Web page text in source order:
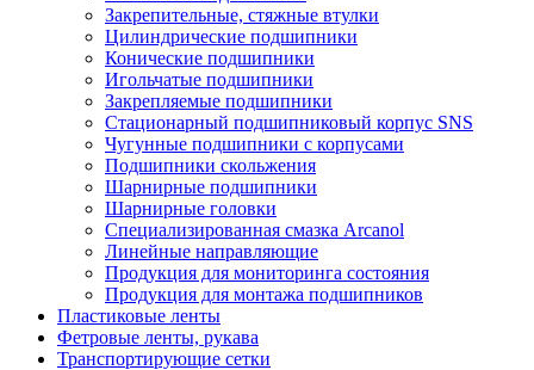
Закрепительные, стяжные втулки
Цилиндрические подшипники
Конические подшипники
Игольчатые подшипники
Закрепляемые подшипники
Стационарный подшипниковый корпус SNS
Чугунные подшипники с корпусами
Подшипники скольжения
Шарнирные подшипники
Шарнирные головки
Специализированная смазка Arcanol
Линейные направляющие
Продукция для мониторинга состояния
Продукция для монтажа подшипников
Пластиковые ленты
Фетровые ленты, рукава
Транспортирующие сетки